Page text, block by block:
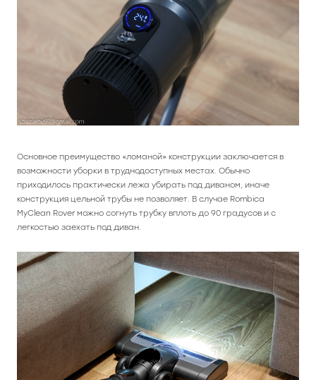
Основное преимущество «ломаной» конструкции заключается в
возможности уборки в труднодоступных местах. Обычно
приходилось практически лежа убирать под диваном, иначе
конструкция цельной трубы не позволяет. В случае Rombica
MyClean Rover можно согнуть трубку вплоть до 90 градусов и с
легкостью заехать под диван.